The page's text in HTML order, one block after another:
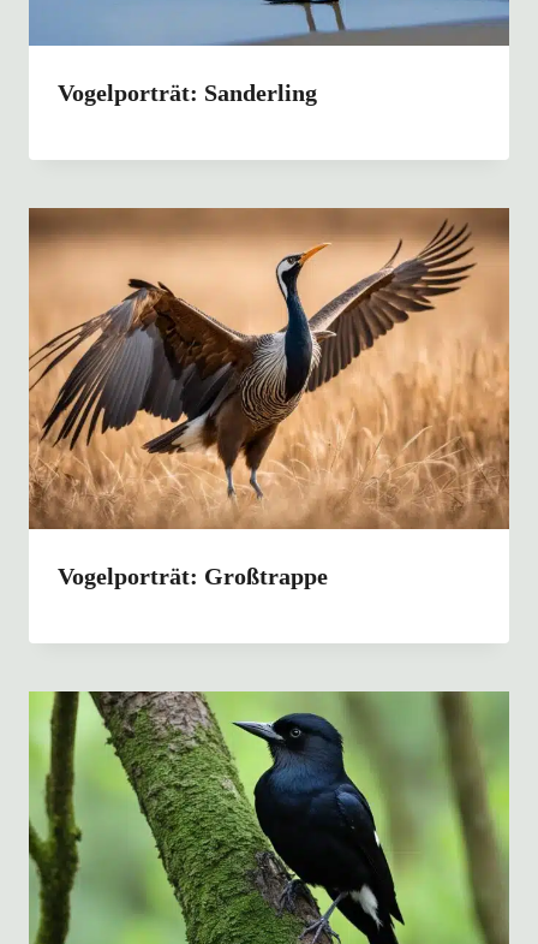
Vogelporträt: Sanderling
Vogelporträt: Großtrappe